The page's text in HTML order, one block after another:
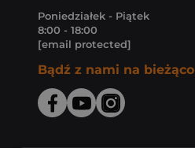
Poniedziałek - Piątek
8:00 - 18:00
[email protected]
Bądź z nami na bieżąco